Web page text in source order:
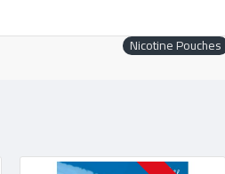
Nicotine Pouches